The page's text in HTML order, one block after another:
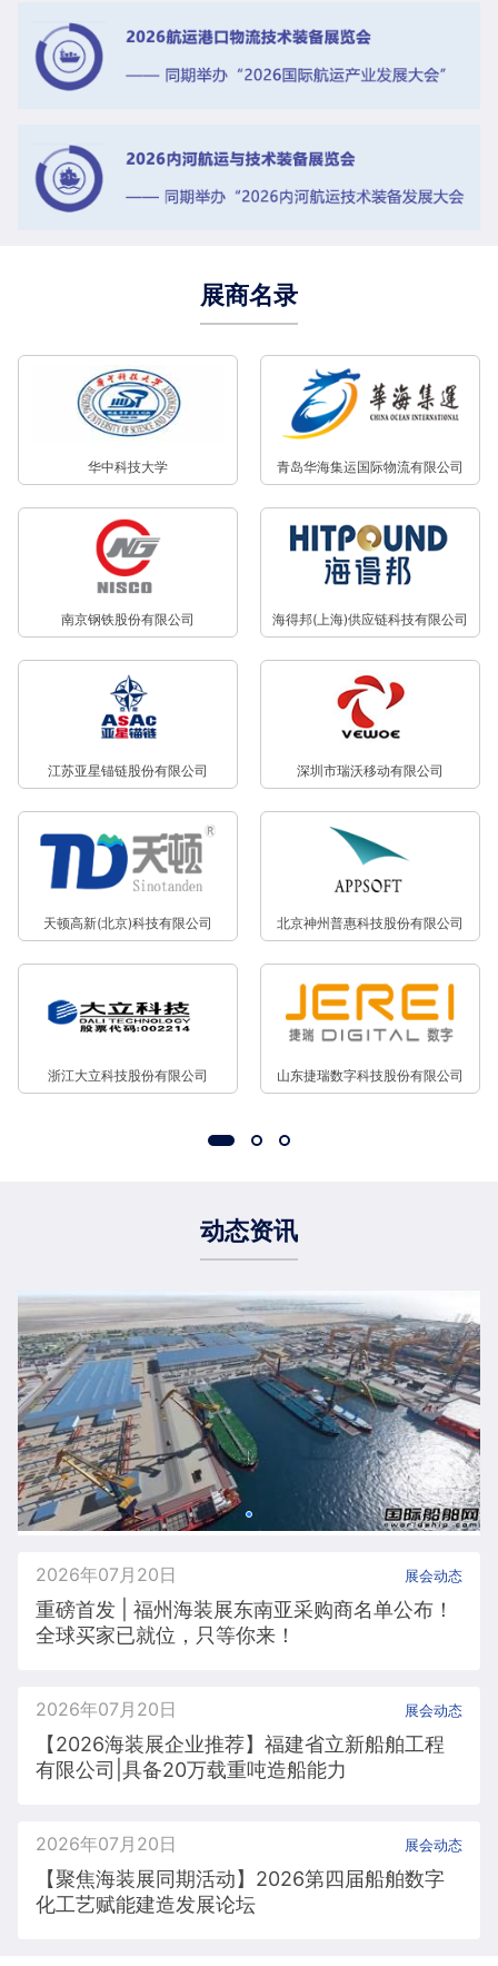
展商名录
华中科技大学 青岛华海集运国际物流有限公司
南京钢铁股份有限公司 海得邦(上海)供应链科技有限公司
江苏亚星锚链股份有限公司 深圳市瑞沃移动有限公司
天顿高新(北京)科技有限公司 北京神州普惠科技股份有限公司
浙江大立科技股份有限公司 山东捷瑞数字科技股份有限公司
动态资讯
展会动态
2026年07月20日
重磅首发 | 福州海装展东南亚采购商名单公布！
全球买家已就位，只等你来！
展会动态
2026年07月20日
【2026海装展企业推荐】福建省立新船舶工程
有限公司|具备20万载重吨造船能力
展会动态
2026年07月20日
【聚焦海装展同期活动】2026第四届船舶数字
化工艺赋能建造发展论坛